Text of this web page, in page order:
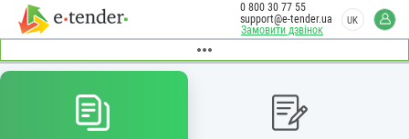
Замовити дзвінок
0 800 30 77 55
support@e-tender.ua
UK